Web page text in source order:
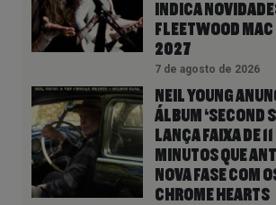
INDICA
FLEETWOOD MAC
2027
7 de agosto de 2026
NEIL YOUNG
ÁLBUM ‘SECOND
LANÇA FAIXA DE 11
MINUTOS QUE
NOVA FASE COM
CHROME HEARTS